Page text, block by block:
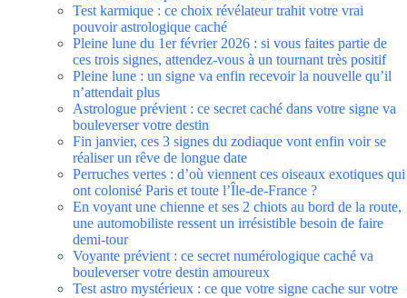
Test karmique : ce choix révélateur trahit votre vrai
pouvoir astrologique caché
Pleine lune du 1er février 2026 : si vous faites partie de
ces trois signes, attendez-vous à un tournant très positif
Pleine lune : un signe va enfin recevoir la nouvelle qu’il
n’attendait plus
Astrologue prévient : ce secret caché dans votre signe va
bouleverser votre destin
Fin janvier, ces 3 signes du zodiaque vont enfin voir se
réaliser un rêve de longue date
Perruches vertes : d’où viennent ces oiseaux exotiques qui
ont colonisé Paris et toute l’Île-de-France ?
En voyant une chienne et ses 2 chiots au bord de la route,
une automobiliste ressent un irrésistible besoin de faire
demi-tour
Voyante prévient : ce secret numérologique caché va
bouleverser votre destin amoureux
Test astro mystérieux : ce que votre signe cache sur votre